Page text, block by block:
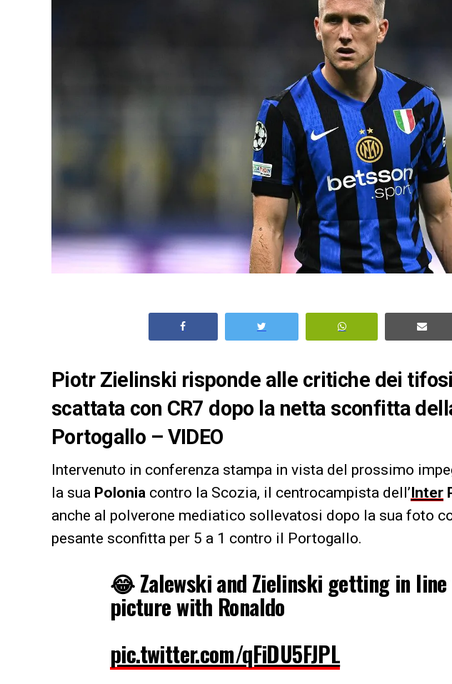
Piotr Zielinski risponde alle critiche dei
scattata con CR7 dopo la netta sconfitta
Portogallo – VIDEO
Intervenuto in conferenza stampa in vista del prossimo
la sua Polonia contro la Scozia, il centrocampista dell’Inter
anche al polverone mediatico sollevatosi dopo la sua foto
pesante sconfitta per 5 a 1 contro il Portogallo.
😂 Zalewski and Zielinski getting in
picture with Ronaldo
pic.twitter.com/qFiDU5FJPL